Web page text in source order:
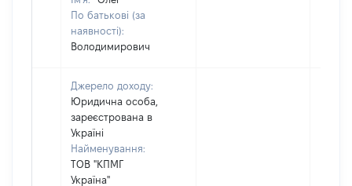
По батькові (за
наявності):
Володимирович
Джерело доходу:
Юридична особа,
зареєстрована в
Україні
Найменування:
ТОВ "КПМГ
Україна"